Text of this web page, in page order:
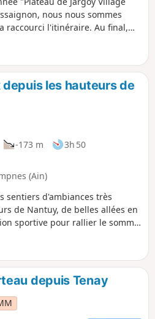
nous nous sommes
raccourci l'itinéraire. Au final,
on est repartis pour un tour.
les hauteurs de
-173 m
3h 50
(Ain)
sentiers d'ambiances très
de Nantuy, de belles allées en
sportive pour rallier le sommet
reposante portion pour
du Marais de Vaux, avec
depuis Tenay